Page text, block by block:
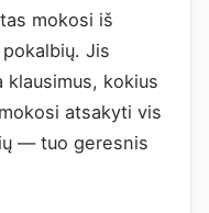
mokosi iš
Jis
klausimus, kokius
atsakyti vis
— tuo geresnis